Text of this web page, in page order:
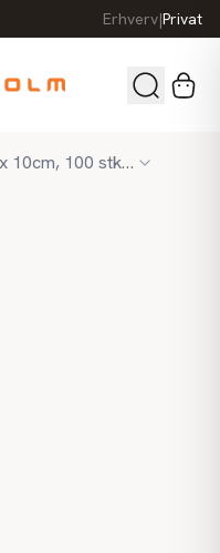
Erhverv|Privat
Skilte, aflange, dobbeltsidet 4 x 10cm, 100 stk pr pakke